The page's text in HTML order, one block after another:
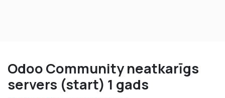
Odoo Community neatkarīgs
servers (start) 1 gads